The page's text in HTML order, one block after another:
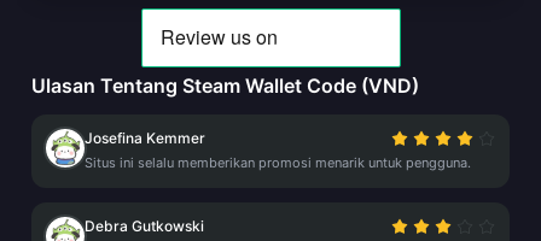
Ulasan Tentang Steam Wallet Code (VND)
Josefina Kemmer
Situs ini selalu memberikan promosi menarik untuk pengguna.
Debra Gutkowski